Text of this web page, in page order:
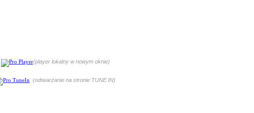
(player lokalny w nowym oknie)
(odtwarzanie na stronie TUNE IN)